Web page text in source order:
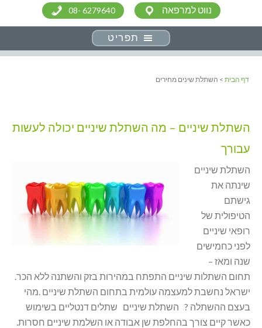
08- 6279640 נווט למרפאה
תפריט
דף הבית > השתלת שינים מחירים
השתלת שיניים – מה השתלת שיניים יכולה לעשות
עבורך
השתלת שיניים
שינתה את
גישתם
הטיפולית של
רופאי שיניים
לפני כחמישים
שנה ומאז –
תחום השתלות שיניים התפתח במהירות בזק והשתנה ללא הכר.
ישראל נחשבת למעצמה עולמית בתחום השתלת שיניים .מהי
בעצם ההשתלה ? השתלת שיניים שתלים דנטליים בשימוש
כאשר קיים צורך בהחלפת שן אבודה או השלמת שיניים חסרות.